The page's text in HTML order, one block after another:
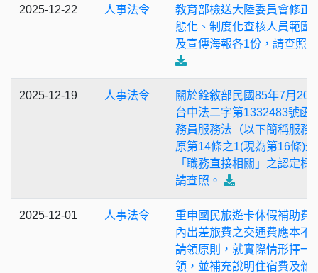
2025-12-22 人事法令
教育部檢送大陸委員會修正
態化、制度化查核人員範圍
及宣傳海報各1份，請查照。
2025-12-19 人事法令
關於銓敘部民國85年7月20
台中法二字第1332483號函
務員服務法（以下簡稱服務
原第14條之1(現為第16條)
「職務直接相關」之認定標
請查照。
2025-12-01 人事法令
重申國民旅遊卡休假補助費
內出差旅費之交通費應本不
請領原則，就實際情形擇一
領，並補充說明住宿費及雜